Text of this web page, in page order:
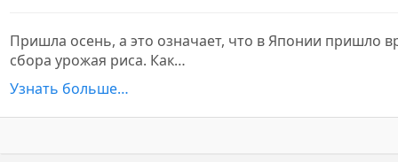
Пришла осень, а это означает, что в Японии пришло
сбора урожая риса. Как…
Узнать больше…